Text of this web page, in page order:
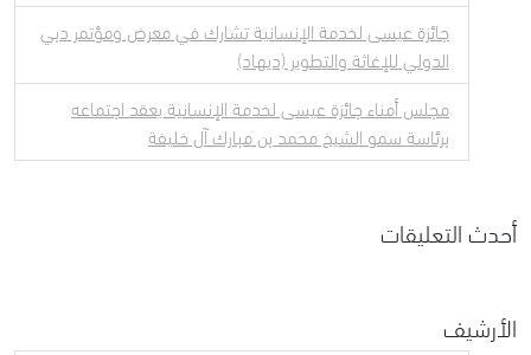
جائزة عيسى لخدمة الإنسانية تشارك في معرض ومؤتمر دبي
الدولي للإغاثة والتطوير (ديهاد)
مجلس أمناء جائزة عيسى لخدمة الإنسانية يعقد اجتماعه
برئاسة سمو الشيخ محمد بن مبارك آل خليفة
أحدث التعليقات
الأرشيف